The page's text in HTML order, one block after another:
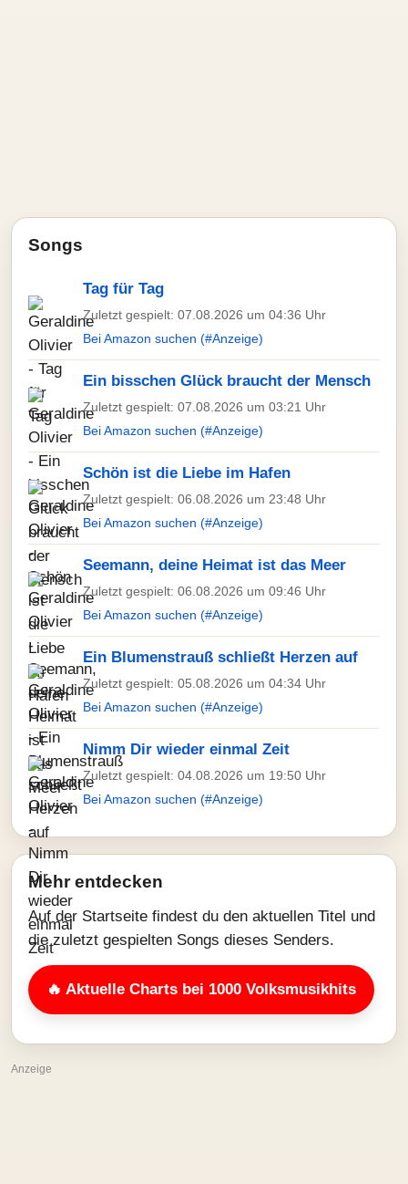
Songs
Tag für Tag
Zuletzt gespielt: 07.08.2026 um 04:36 Uhr
Bei Amazon suchen (#Anzeige)
Ein bisschen Glück braucht der Mensch
Zuletzt gespielt: 07.08.2026 um 03:21 Uhr
Bei Amazon suchen (#Anzeige)
Schön ist die Liebe im Hafen
Zuletzt gespielt: 06.08.2026 um 23:48 Uhr
Bei Amazon suchen (#Anzeige)
Seemann, deine Heimat ist das Meer
Zuletzt gespielt: 06.08.2026 um 09:46 Uhr
Bei Amazon suchen (#Anzeige)
Ein Blumenstrauß schließt Herzen auf
Zuletzt gespielt: 05.08.2026 um 04:34 Uhr
Bei Amazon suchen (#Anzeige)
Nimm Dir wieder einmal Zeit
Zuletzt gespielt: 04.08.2026 um 19:50 Uhr
Bei Amazon suchen (#Anzeige)
Mehr entdecken
Auf der Startseite findest du den aktuellen Titel und
die zuletzt gespielten Songs dieses Senders.
🔥 Aktuelle Charts bei 1000 Volksmusikhits
Anzeige